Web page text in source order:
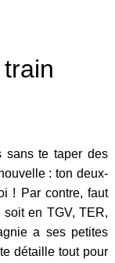
sans te taper des
: ton deux-
! Par contre, faut
en TGV, TER,
a ses petites
détaille tout pour